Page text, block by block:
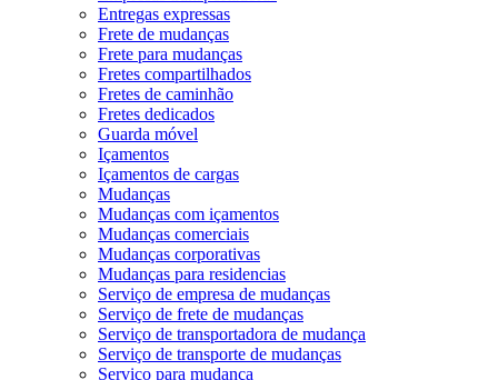
Entregas expressas
Frete de mudanças
Frete para mudanças
Fretes compartilhados
Fretes de caminhão
Fretes dedicados
Guarda móvel
Içamentos
Içamentos de cargas
Mudanças
Mudanças com içamentos
Mudanças comerciais
Mudanças corporativas
Mudanças para residencias
Serviço de empresa de mudanças
Serviço de frete de mudanças
Serviço de transportadora de mudança
Serviço de transporte de mudanças
Serviço para mudança